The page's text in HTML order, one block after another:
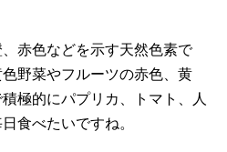
、赤色などを示す天然色素で
野菜やフルーツの赤色、黄
極的にパプリカ、トマト、人
食べたいですね。